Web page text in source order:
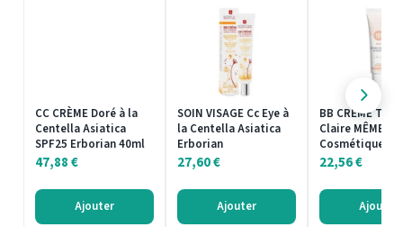
CC CRÈME Doré à la
Centella Asiatica
SPF25 Erborian 40ml
47,88€
Ajouter
SOIN VISAGE Cc Eye à
la Centella Asiatica
Erborian
27,60€
Ajouter
BB CRÈME
Claire MÊME
Cosmétique
22,56€
Ajouter